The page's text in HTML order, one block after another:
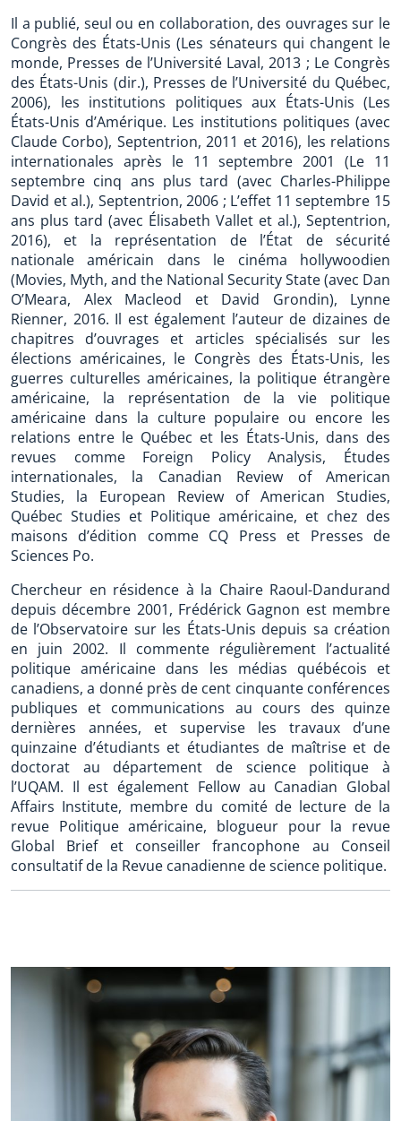
Il a publié, seul ou en collaboration, des ouvrages sur le
Congrès des États-Unis (Les sénateurs qui changent le
monde, Presses de l’Université Laval, 2013 ; Le Congrès
des États-Unis (dir.), Presses de l’Université du Québec,
2006), les institutions politiques aux États-Unis (Les
États-Unis d’Amérique. Les institutions politiques (avec
Claude Corbo), Septentrion, 2011 et 2016), les relations
internationales après le 11 septembre 2001 (Le 11
septembre cinq ans plus tard (avec Charles-Philippe
David et al.), Septentrion, 2006 ; L’effet 11 septembre 15
ans plus tard (avec Élisabeth Vallet et al.), Septentrion,
2016), et la représentation de l’État de sécurité
nationale américain dans le cinéma hollywoodien
(Movies, Myth, and the National Security State (avec Dan
O’Meara, Alex Macleod et David Grondin), Lynne
Rienner, 2016. Il est également l’auteur de dizaines de
chapitres d’ouvrages et articles spécialisés sur les
élections américaines, le Congrès des États-Unis, les
guerres culturelles américaines, la politique étrangère
américaine, la représentation de la vie politique
américaine dans la culture populaire ou encore les
relations entre le Québec et les États-Unis, dans des
revues comme Foreign Policy Analysis, Études
internationales, la Canadian Review of American
Studies, la European Review of American Studies,
Québec Studies et Politique américaine, et chez des
maisons d’édition comme CQ Press et Presses de
Sciences Po.
Chercheur en résidence à la Chaire Raoul-Dandurand
depuis décembre 2001, Frédérick Gagnon est membre
de l’Observatoire sur les États-Unis depuis sa création
en juin 2002. Il commente régulièrement l’actualité
politique américaine dans les médias québécois et
canadiens, a donné près de cent cinquante conférences
publiques et communications au cours des quinze
dernières années, et supervise les travaux d’une
quinzaine d’étudiants et étudiantes de maîtrise et de
doctorat au département de science politique à
l’UQAM. Il est également Fellow au Canadian Global
Affairs Institute, membre du comité de lecture de la
revue Politique américaine, blogueur pour la revue
Global Brief et conseiller francophone au Conseil
consultatif de la Revue canadienne de science politique.